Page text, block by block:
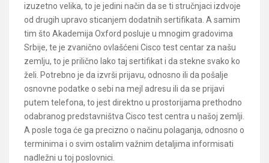
izuzetno velika, to je jedini način da se ti stručnjaci izdvoje
od drugih upravo sticanjem dodatnih sertifikata. A samim
tim što Akademija Oxford posluje u mnogim gradovima
Srbije, te je zvanično ovlašćeni Cisco test centar za našu
zemlju, to je prilično lako taj sertifikat i da stekne svako ko
želi. Potrebno je da izvrši prijavu, odnosno ili da pošalje
osnovne podatke o sebi na mejl adresu ili da se prijavi
putem telefona, to jest direktno u prostorijama prethodno
odabranog predstavništva Cisco test centra u našoj zemlji.
A posle toga će ga precizno o načinu polaganja, odnosno o
terminima i o svim ostalim važnim detaljima informisati
nadležni u toj poslovnici.